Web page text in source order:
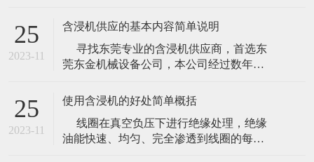
要设备，本机适用于选矿业，也可用作各
种化工业的槽糕搅拌。 使用说明:使用
前先紧固泵体部位螺栓，转动泵轴代轮是
否灵活，然后开机运行，其它同浮选机。
25
2023-11
含浸机供应的基本内容简单说明
寻找东莞专业的含浸机供应商，首选东
莞东金机械设备公司，本公司经过数年的
意志，抱着勤劳、诚信的原则，秉持创
新、突破的理念和精神，含浸机供应商为
广大客户创造出更多价格更实惠产品。
含浸机供应商专业制造产品有: 真空含浸
25
2023-11
使用含浸机的好处简单概括
线圈在真空负压下进行绝缘处理，绝缘
油能快速、均匀、完全渗透到线圈的每个